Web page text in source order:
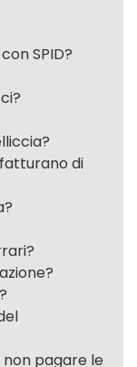
SPID?
di
pagare le